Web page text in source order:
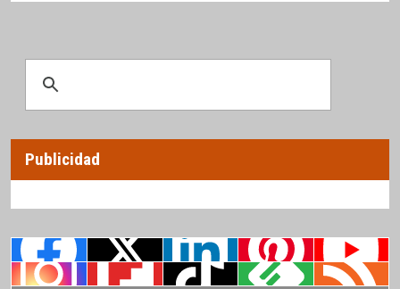
Publicidad